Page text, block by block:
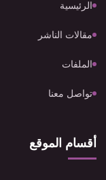
الرئيسية
مقالات الناشر
الملفات
تواصل معنا
أقسام الموقع